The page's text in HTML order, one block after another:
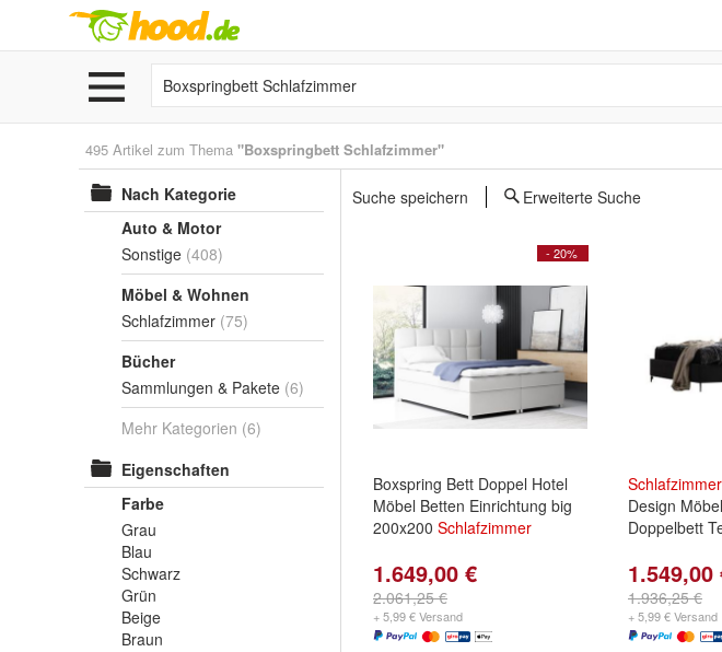
495 Artikel zum Thema "Boxspringbett Schlafzimmer"
Nach Kategorie
Auto & Motor
Sonstige (408)
Möbel & Wohnen
Schlafzimmer (75)
Bücher
Sammlungen & Pakete (6)
Mehr Kategorien (6)
Eigenschaften
Farbe
Grau
Blau
Schwarz
Grün
Beige
Braun
Suche speichern Erweiterte Suche
- 20%
Boxspring Bett Doppel Hotel
Möbel Betten Einrichtung big
200x200 Schlafzimmer
1.649,00 €
2.061,25 €
+ 5,99 € Versand
Schlafzimmer
Design
Doppelbett
1.549,00
1.936,25 €
+ 5,99 € Versand